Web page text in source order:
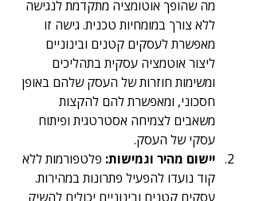
מה שהופך אוטומציה מתקדמת לנגישה
ללא צורך במומחיות טכנית. גישה זו
מאפשרת לעסקים קטנים ובינוניים
ליצור אוטמציה עסקית בתהליכים
ומשימות חוזרות של העסק שלהם באופן
חסכוני, ומאפשרת להם להקצות
משאבים לצמיחה אסטרטגית ופיתוח
עסקי של העסק.
יישום מהיר וגמישות: פלטפורמות ללא
קוד נועדו להפעיל פתרונות במהירות.
עסקים קטנים ובינוניים יכולים להשיק